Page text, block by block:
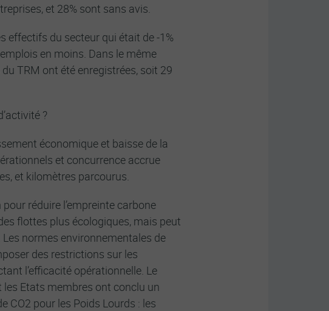
et 28% sont sans avis.
effectifs du secteur qui était de -1%
en moins. Dans le même
TRM ont été enregistrées, soit 29
?
économique et baisse de la
et concurrence accrue
et kilomètres parcourus.
réduire l’empreinte carbone
flottes plus écologiques, mais peut
normes environnementales de
des restrictions sur les
l’efficacité opérationnelle. Le
Etats membres ont conclu un
CO2 pour les Poids Lourds : les